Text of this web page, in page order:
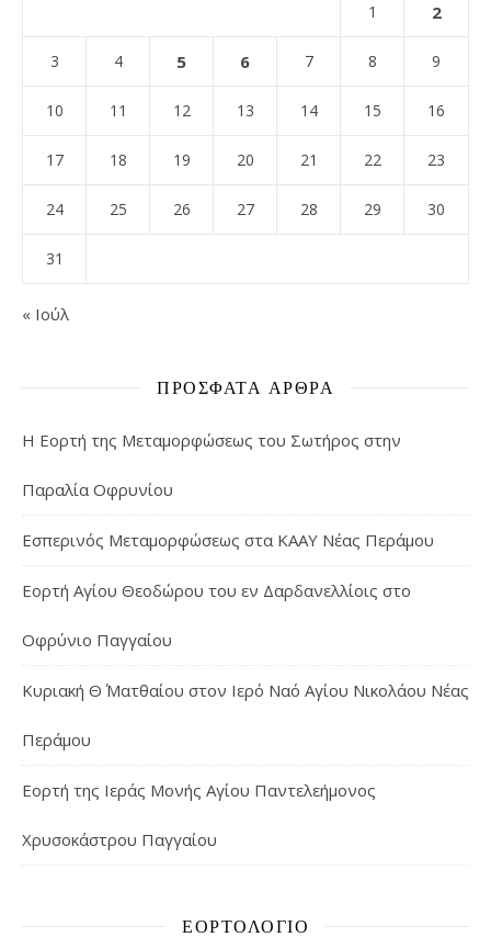
1 2
3 4 5 6 7 8 9
10 11 12 13 14 15 16
17 18 19 20 21 22 23
24 25 26 27 28 29 30
31
« Ιούλ
ΠΡΌΣΦΑΤΑ ΆΡΘΡΑ
Η Εορτή της Μεταμορφώσεως του Σωτήρος στην
Παραλία Οφρυνίου
Εσπερινός Μεταμορφώσεως στα ΚΑΑΥ Νέας Περάμου
Εορτή Αγίου Θεοδώρου του εν Δαρδανελλίοις στο
Οφρύνιο Παγγαίου
Κυριακή Θ΄ Ματθαίου στον Ιερό Ναό Αγίου Νικολάου Νέας
Περάμου
Εορτή της Ιεράς Μονής Αγίου Παντελεήμονος
Χρυσοκάστρου Παγγαίου
ΕΟΡΤΟΛΌΓΙΟ